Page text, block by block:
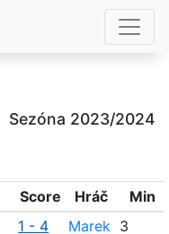
Sezóna 2023/2024
Score Hráč
Min
1 - 4
Marek 3